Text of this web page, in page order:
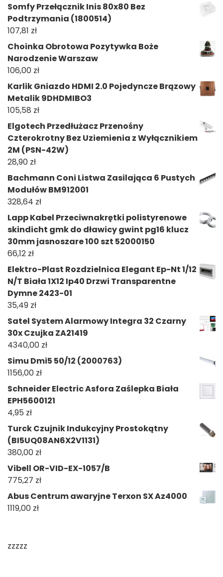
Somfy Przełącznik Inis 80x80 Bez
Podtrzymania (1800514)
107,81 zł
Choinka Obrotowa Pozytywka Boże
Narodzenie Warszaw
106,00 zł
Karlik Gniazdo HDMI 2.0 Pojedyncze Brązowy
Metalik 9DHDMIBO3
105,58 zł
Elgotech Przedłużacz Przenośny
Czterokrotny Bez Uziemienia z Wyłącznikiem
2M (PSN-42W)
28,90 zł
Bachmann Coni Listwa Zasilająca 6 Pustych
Modułów BM912001
328,64 zł
Lapp Kabel Przeciwnakrętki polistyrenowe
skindicht gmk do dławicy gwint pg16 klucz
30mm jasnoszare 100 szt 52000150
66,12 zł
Elektro-Plast Rozdzielnica Elegant Ep-Nt 1/12
N/T Biała 1X12 Ip40 Drzwi Transparentne
Dymne 2423-01
35,49 zł
Satel System Alarmowy Integra 32 Czarny
30x Czujka ZA21419
4340,00 zł
Simu Dmi5 50/12 (2000763)
1156,00 zł
Schneider Electric Asfora Zaślepka Biała
EPH5600121
4,95 zł
Turck Czujnik Indukcyjny Prostokątny
(BI5UQ08AN6X2V1131)
380,00 zł
Vibell OR-VID-EX-1057/B
775,27 zł
Abus Centrum awaryjne Terxon SX Az4000
1119,00 zł
zzzzz